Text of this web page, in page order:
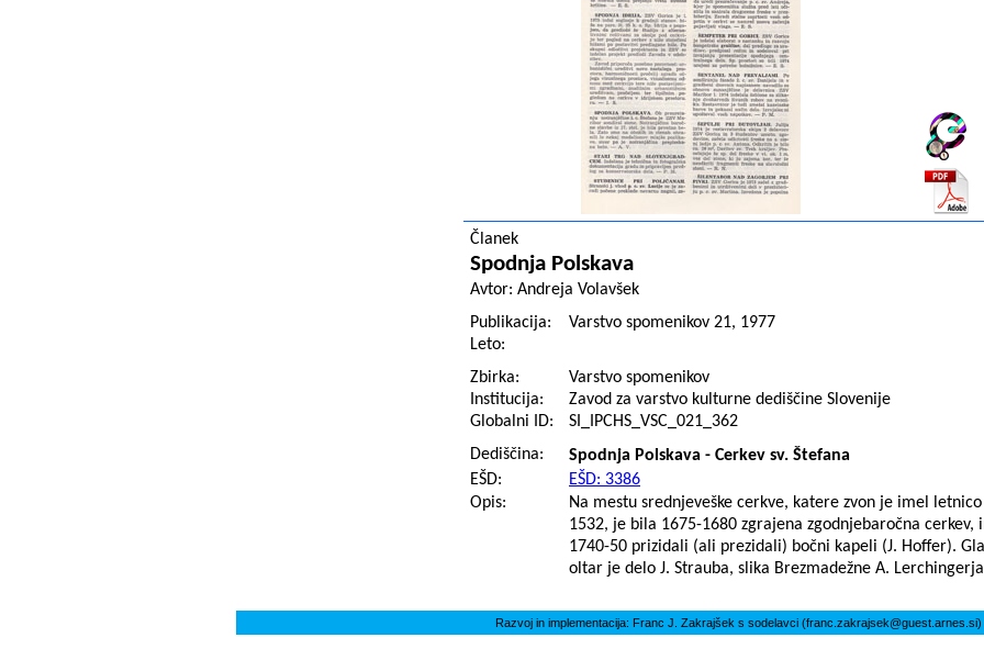
Članek
Spodnja Polskava
Avtor: Andreja Volavšek
Publikacija:
Varstvo spomenikov 21, 1977
Leto:
Zbirka:
Varstvo spomenikov
Institucija:
Zavod za varstvo kulturne dediščine Slovenije
Globalni ID:
SI_IPCHS_VSC_021_362
Dediščina:
Spodnja Polskava - Cerkev sv. Štefana
EŠD:
EŠD: 3386
Opis:
Na mestu srednjeveške cerkve, katere zvon je imel letnico
1532, je bila 1675-1680 zgrajena zgodnjebaročna cerkev,
1740-50 prizidali (ali prezidali) bočni kapeli (J. Hoffer).
oltar je delo J. Strauba, slika Brezmadežne A.
Razvoj in implementacija: Franc J. Zakrajšek s sodelavci (franc.zakrajsek@guest.arnes.si)